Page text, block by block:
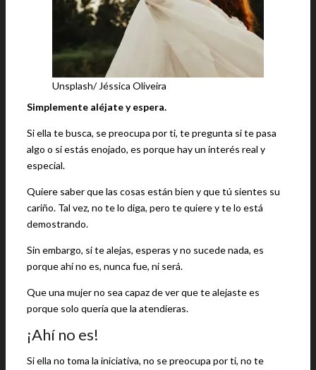
Unsplash/ Jéssica Oliveira
Simplemente aléjate y espera.
Si ella te busca, se preocupa por ti, te pregunta si te pasa
algo o si estás enojado, es porque hay un interés real y
especial.
Quiere saber que las cosas están bien y que tú sientes su
cariño. Tal vez, no te lo diga, pero te quiere y te lo está
demostrando.
Sin embargo, si te alejas, esperas y no sucede nada, es
porque ahí no es, nunca fue, ni será.
Que una mujer no sea capaz de ver que te alejaste es
porque solo quería que la atendieras.
¡Ahí no es!
Si ella no toma la iniciativa, no se preocupa por ti, no te